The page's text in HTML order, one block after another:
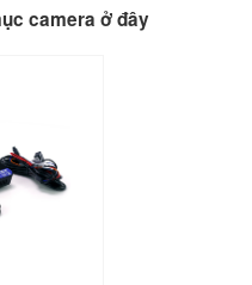
camera ở đây